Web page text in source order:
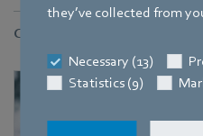
they’ve collected from
Necessary (13)
Statistics (9)
Contact